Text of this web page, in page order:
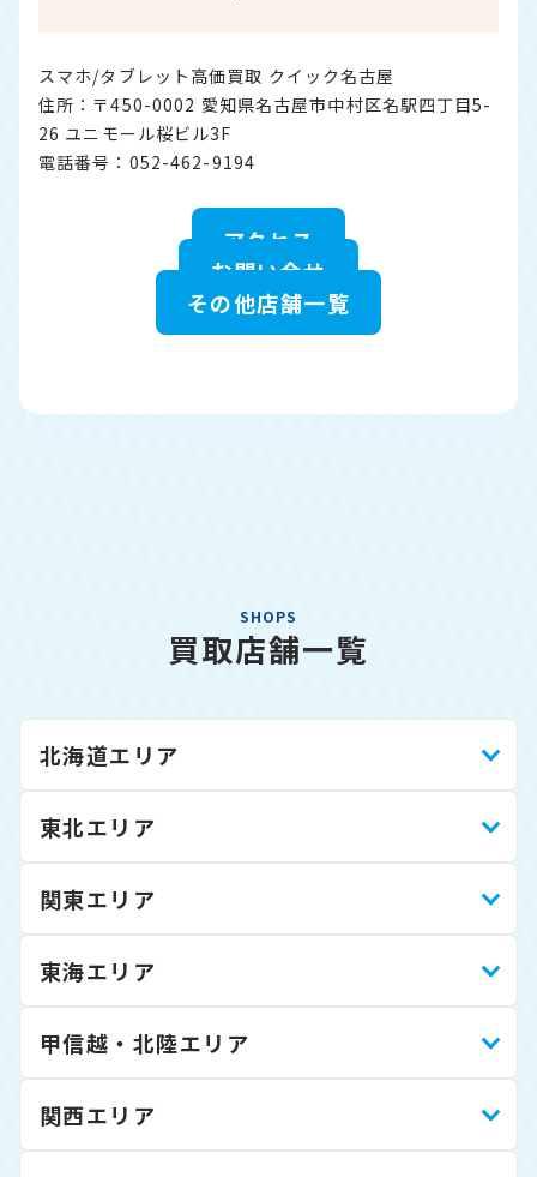
スマホ/タブレット高価買取 クイック名古屋
住所：〒450-0002 愛知県名古屋市中村区名駅四丁目5-
26 ユニモール桜ビル3F
電話番号：052-462-9194
アクセス
お問い合せ
その他店舗一覧
SHOPS
買取店舗一覧
北海道エリア
東北エリア
関東エリア
東海エリア
甲信越・北陸エリア
関西エリア